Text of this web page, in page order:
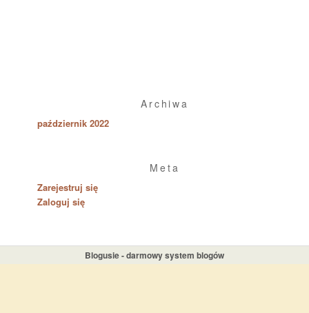
Archiwa
październik 2022
Meta
Zarejestruj się
Zaloguj się
Blogusie - darmowy system blogów